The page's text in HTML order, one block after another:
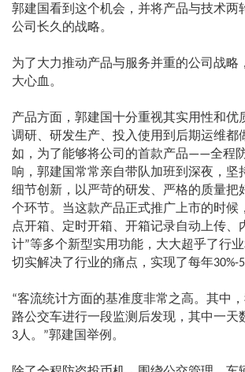
郭建国看到这个机会，并将产品与技术两
公司长久的战略。
为了大力推动产品与服务并重的公司战略
大心血。
产品方面，郭建国十分重视其实用性和优
调研、研发生产、投入使用到后期运维都
如，为了能够将公司的首款产品——全程
响，郭建国常常亲自带队加班到深夜，坚
细节创新，以严苛的研发、严格的质量把
个环节。当这款产品正式推广上市的时候
点开箱、定时开箱、开箱记录自动上传、
计”等多个新型实用功能，大大超乎了行业
切实解决了行业的痛点，实现了每年30%-
“客流统计方面的基准度非常之高。其中
路公交车进行一段监测后发现，其中一天
3 人。 ”郭建国举例。